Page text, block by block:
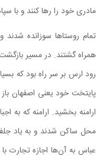
مادری خود را رها کنند و با
همراه گشتند. در مسیر بازگشت
رود ارس بر سر راه بود که
پایتخت خود یعنی اصفهان
ارامنه بخشید. ارامنه که به
محل ساکن شدند و به یاد
عباس به آن‌ها اجازه تجارت